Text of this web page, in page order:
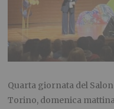
Quarta giornata del
Torino, domenica